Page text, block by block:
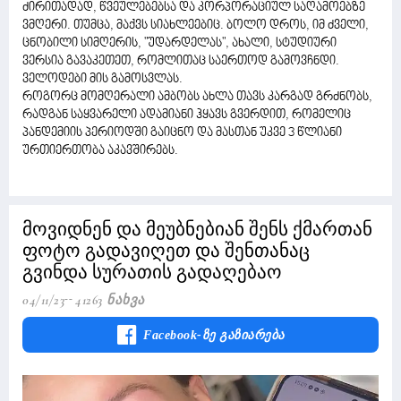
ძირითადად, წვეულებებსა და კორპორაციულ საღამოებზე
ვმღერი. თუმცა, მაქვს სიახლეებიც. ბოლო დროს, იმ ძველი,
ცნობილი სიმღერის, "უდარდელას", ახალი, სტუდიური
ვერსია გავაკეთეთ, რომლითაც საერთოდ გამოვჩნდი.
ველოდები მის გამოსვლას.
როგორც მომღერალი ამბობს ახლა თავს კარგად გრძნობს,
რადგან საყვარელი ადამიანი ჰყავს გვერდით, რომელიც
პანდემიის პერიოდში გაიცნო და მასთან უკვე 3 წლიანი
ურთიერთობა აკავშირებს.
მოვიდნენ და მეუბნებიან შენს ქმართან
ფოტო გადავიღეთ და შენთანაც
გვინდა სურათის გადაღებაო
04/11/23 41263 Ნახვა
Facebook-Ზე Გაზიარება